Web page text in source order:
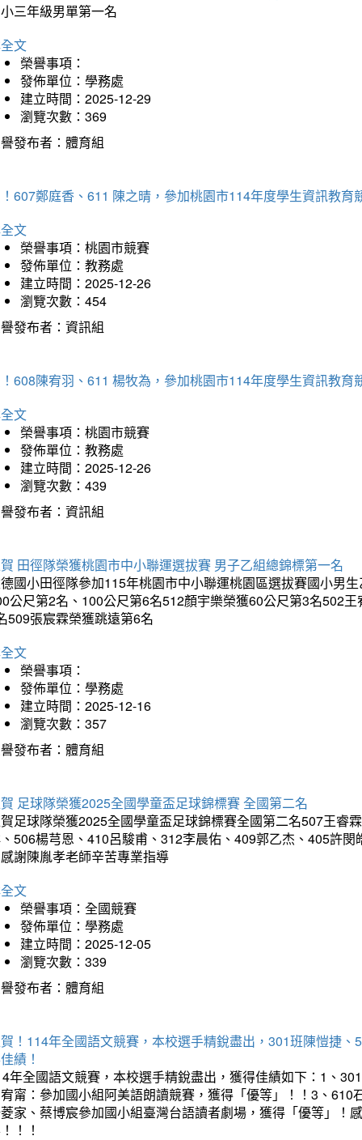
三年級男單第一名
文
榮譽事項：
發佈單位：學務處
建立時間：2025-12-29
瀏覽次數：369
發布者：體育組
607鄭庭香、611 陳之晴，參加桃園市114年度學生資訊教育
文
榮譽事項：桃園市競賽
發佈單位：教務處
建立時間：2025-12-26
瀏覽次數：454
發布者：資訊組
608陳宥羽、611 楊牧為，參加桃園市114年度學生資訊教育
文
榮譽事項：桃園市競賽
發佈單位：教務處
建立時間：2025-12-26
瀏覽次數：439
發布者：資訊組
田徑隊榮獲桃園市中小聯運選拔賽 男子乙組總錦標第一名
國小田徑隊參加115年桃園市中小聯運桃園區選拔賽國小男
公尺第2名、100公尺第6名512顏宇樂榮獲60公尺第3名502
509張宸霖榮獲跳遠第6名
文
榮譽事項：
發佈單位：學務處
建立時間：2025-12-16
瀏覽次數：357
發布者：體育組
足球隊榮獲2025全國學童盃足球錦標賽 全國第二名
足球隊榮獲2025全國學童盃足球錦標賽全國第二名507王睿
506楊芎恩、410呂駿甫、312李晨佑、409郭乙杰、405許
謝陳胤孝老師辛苦專業指導
文
榮譽事項：全國競賽
發佈單位：學務處
建立時間：2025-12-05
瀏覽次數：339
發布者：體育組
！114年全國語文競賽，本校選手精銳盡出，301班陳愷捷
績！
年全國語文競賽，本校選手精銳盡出，獲得佳績如下：1、
甯：參加國小組阿美語朗讀競賽，獲得「優等」！！3、
家、蔡博宸參加國小組臺灣台語讀者劇場，獲得「優等」！
！！